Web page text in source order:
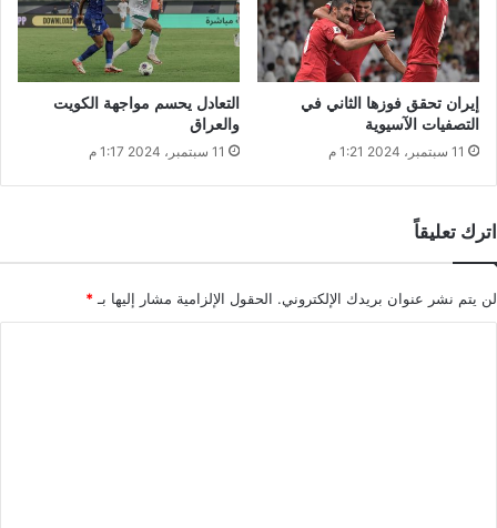
إيران تحقق فوزها الثاني في
التصفيات الآسيوية
11 سبتمبر، 2024 1:21 م
التعادل يحسم مواجهة الكويت
والعراق
11 سبتمبر، 2024 1:17 م
اترك تعليقاً
لن يتم نشر عنوان بريدك الإلكتروني. الحقول الإلزامية مشار إليها بـ *